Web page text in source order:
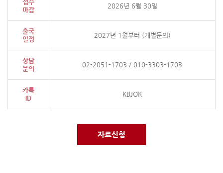
접수
마감
2026년 6월 30일
출국
일정
2027년 1월부터 (개별문의)
상담
문의
02-2051-1703 / 010-3303-1703
카톡
ID
KBJOK
자료신청